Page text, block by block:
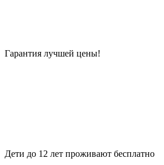
Гарантия лучшей цены!
Дети до 12 лет проживают бесплатно